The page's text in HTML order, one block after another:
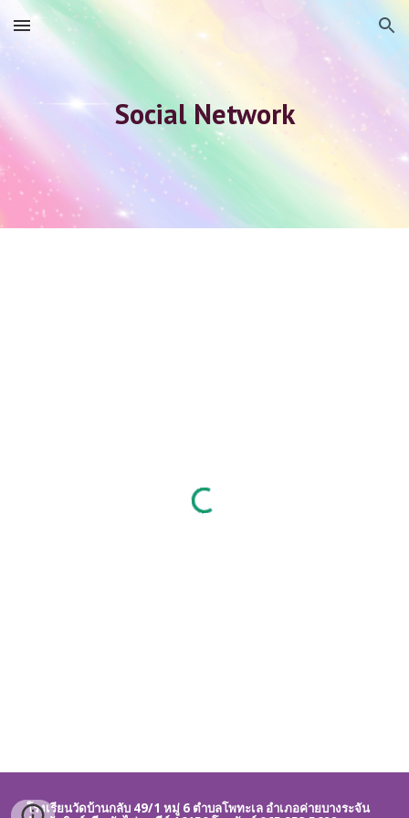
Skip to main content Skip to navigation
Social Network
โรงเรียนวัดบ้านกลับ 49/1 หมู่ 6 ตำบลโพทะเล อำเภอค่ายบางระจัน